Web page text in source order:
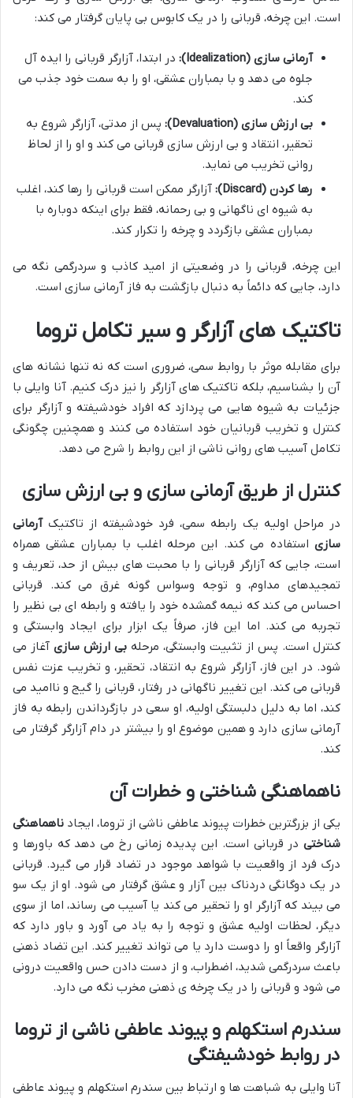
است. این چرخه، قربانی را در یک کابوس بی پایان گرفتار می کند:
آرمانی سازی (Idealization):
در ابتدا، آزارگر قربانی را ایده آل
جلوه می دهد و با بمباران عشقی، او را به سمت خود جذب می
کند.
بی ارزش سازی (Devaluation):
پس از مدتی، آزارگر شروع به
تحقیر، انتقاد و بی ارزش سازی قربانی می کند و او را از لحاظ
روانی تخریب می نماید.
رها کردن (Discard):
آزارگر ممکن است قربانی را رها کند، اغلب
به شیوه ای ناگهانی و بی رحمانه، فقط برای اینکه دوباره با
بمباران عشقی بازگردد و چرخه را تکرار کند.
این چرخه، قربانی را در وضعیتی از امید کاذب و سردرگمی نگه می
دارد، جایی که دائماً به دنبال بازگشت به فاز آرمانی سازی است.
تاکتیک های آزارگر و سیر تکامل تروما
برای مقابله موثر با روابط سمی، ضروری است که نه تنها نشانه های
آن را بشناسیم، بلکه تاکتیک های آزارگر را نیز درک کنیم. آنا وایلی با
جزئیات به شیوه هایی می پردازد که افراد خودشیفته و آزارگر برای
کنترل و تخریب قربانیان خود استفاده می کنند و همچنین چگونگی
تکامل آسیب های روانی ناشی از این روابط را شرح می دهد.
کنترل از طریق آرمانی سازی و بی ارزش سازی
در مراحل اولیه یک رابطه سمی، فرد خودشیفته از تاکتیکآرمانی
سازی استفاده می کند. این مرحله اغلب با بمباران عشقی همراه
است، جایی که آزارگر قربانی را با محبت های بیش از حد، تعریف و
تمجیدهای مداوم، و توجه وسواس گونه غرق می کند. قربانی
احساس می کند که نیمه گمشده خود را یافته و رابطه ای بی نظیر را
تجربه می کند. اما این فاز، صرفاً یک ابزار برای ایجاد وابستگی و
کنترل است. پس از تثبیت وابستگی، مرحله بی ارزش سازی آغاز می
شود. در این فاز، آزارگر شروع به انتقاد، تحقیر، و تخریب عزت نفس
قربانی می کند. این تغییر ناگهانی در رفتار، قربانی را گیج و ناامید می
کند، اما به دلیل دلبستگی اولیه، او سعی در بازگرداندن رابطه به فاز
آرمانی سازی دارد و همین موضوع او را بیشتر در دام آزارگر گرفتار می
کند.
ناهماهنگی شناختی و خطرات آن
یکی از بزرگترین خطرات پیوند عاطفی ناشی از تروما، ایجاد ناهماهنگی
شناختی در قربانی است. این پدیده زمانی رخ می دهد که باورها و
درک فرد از واقعیت با شواهد موجود در تضاد قرار می گیرد. قربانی
در یک دوگانگی دردناک بین آزار و عشق گرفتار می شود. او از یک سو
می بیند که آزارگر او را تحقیر می کند یا آسیب می رساند، اما از سوی
دیگر، لحظات اولیه عشق و توجه را به یاد می آورد و باور دارد که
آزارگر واقعاً او را دوست دارد یا می تواند تغییر کند. این تضاد ذهنی
باعث سردرگمی شدید، اضطراب، و از دست دادن حس واقعیت درونی
می شود و قربانی را در یک چرخه ی ذهنی مخرب نگه می دارد.
سندرم استکهلم و پیوند عاطفی ناشی از تروما
در روابط خودشیفتگی
آنا وایلی به شباهت ها و ارتباط بین سندرم استکهلم و پیوند عاطفی